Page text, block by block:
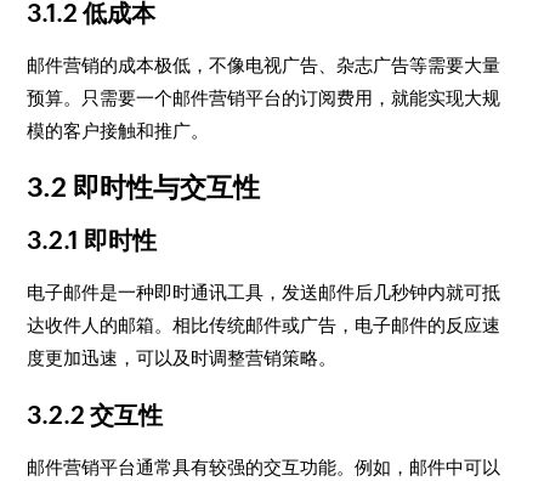
3.1.2 低成本
邮件营销的成本极低，不像电视广告、杂志广告等需要大量
预算。只需要一个邮件营销平台的订阅费用，就能实现大规
模的客户接触和推广。
3.2 即时性与交互性
3.2.1 即时性
电子邮件是一种即时通讯工具，发送邮件后几秒钟内就可抵
达收件人的邮箱。相比传统邮件或广告，电子邮件的反应速
度更加迅速，可以及时调整营销策略。
3.2.2 交互性
邮件营销平台通常具有较强的交互功能。例如，邮件中可以